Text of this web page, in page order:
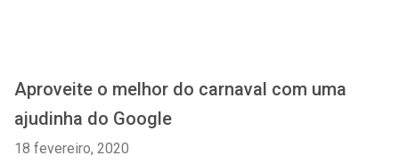
Aproveite o melhor do carnaval com uma
ajudinha do Google
18 fevereiro, 2020